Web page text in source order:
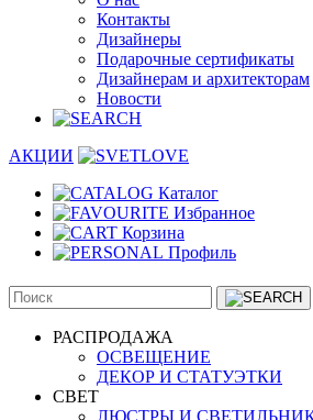
Контакты
Дизайнеры
Подарочные сертификаты
Дизайнерам и архитекторам
Новости
АКЦИИ
Каталог
Избранное
Корзина
Профиль
РАСПРОДАЖА
ОСВЕЩЕНИЕ
ДЕКОР И СТАТУЭТКИ
CВЕТ
ЛЮСТРЫ И